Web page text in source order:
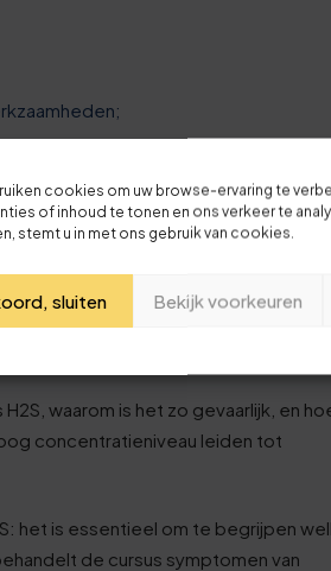
cookies om uw browse-ervaring te
of inhoud te tonen en ons verkeer te
stemt u in met ons gebruik van cookies.
sluiten Bekijk voorkeuren
H2S aanwezig kan zijn.
0.8 H2S cursus?
waarom is het zo gevaarlijk, en
concentratieniveau leiden tot
het is essentieel om te begrijpen
de cursus symptomen van
0
Je beoordeling
Je naam
Deze review is gebaseerd op mijn